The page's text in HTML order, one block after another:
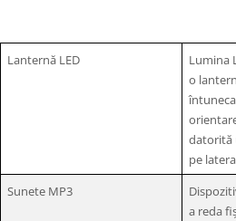
Lanternă LED
Lumina
o
datorită
pe
Sunete MP3
a reda